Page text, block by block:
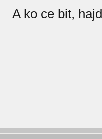
A ko ce bit,